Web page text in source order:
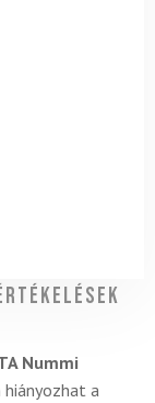
Nummi
a